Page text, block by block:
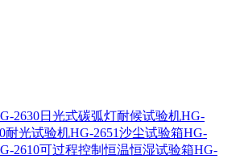
2630日光式碳弧灯耐候试验机HG-
耐光试验机HG-2651沙尘试验箱HG-
2610可过程控制恒温恒湿试验箱HG-